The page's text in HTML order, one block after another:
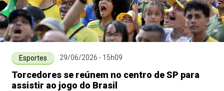
Esportes 29/06/2026 - 15h09
Torcedores se reúnem no centro de SP para
assistir ao jogo do Brasil